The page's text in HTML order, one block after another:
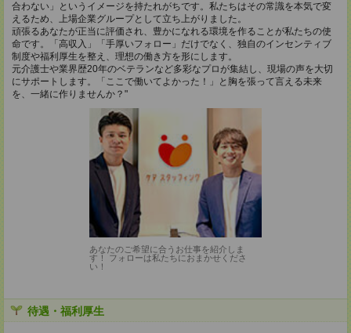
合わない」というイメージを持たれがちです。私たちはその常識を本気で変
えるため、上場企業グループとして立ち上がりました。
頑張るあなたが正当に評価され、豊かになれる環境を作ることが私たちの使
命です。「高収入」「手厚いフォロー」だけでなく、独自のインセンティブ
制度や福利厚生を整え、理想の働き方を形にします。
元介護士や業界歴20年のベテランなど多彩なプロが集結し、現場の声を大切
にサポートします。「ここで働いてよかった！」と胸を張って言える未来
を、一緒に作りませんか？"
あなたのご希望に合うお仕事を紹介しま
す！ フォローは私たちにおまかせくださ
い！
待遇・福利厚生